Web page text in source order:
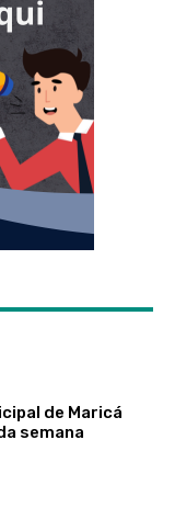
de Maricá
semana